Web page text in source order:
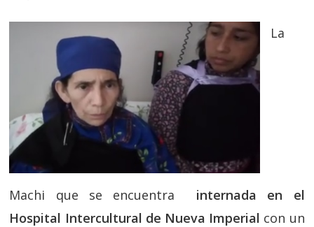
La
Machi que se encuentra internada en el
Hospital Intercultural de Nueva Imperial con un